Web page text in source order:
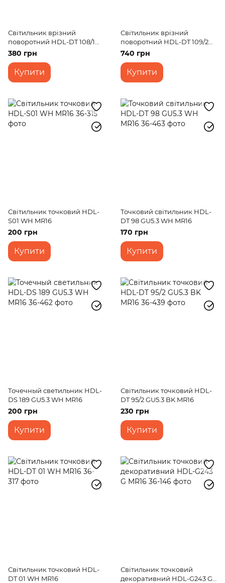
Світильник врізний
поворотний HDL-DT 108/1
MR16 WH
380 грн
Купити
Світильник врізний
поворотний HDL-DT 109/2
MR16 WH
740 грн
Купити
Світильник точковий HDL-
S01 WH MR16
200 грн
Купити
Точковий світильник HDL-
DT 98 GU5.3 WH MR16
170 грн
Купити
Точечный светильник HDL-
DS 189 GU5.3 WH MR16
200 грн
Купити
Світильник точковий HDL-
DT 95/2 GU5.3 BK MR16
230 грн
Купити
Світильник точковий HDL-
DT 01 WH MR16
Світильник точковий
декоративний HDL-G243 G